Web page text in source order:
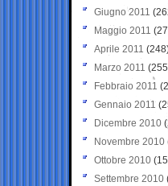
Giugno 2011
Maggio 2011
Aprile 2011
Marzo 2011
Febbraio 2011
Gennaio 2011
Dicembre 2010
Novembre 2010
Ottobre 2010
Settembre 2010